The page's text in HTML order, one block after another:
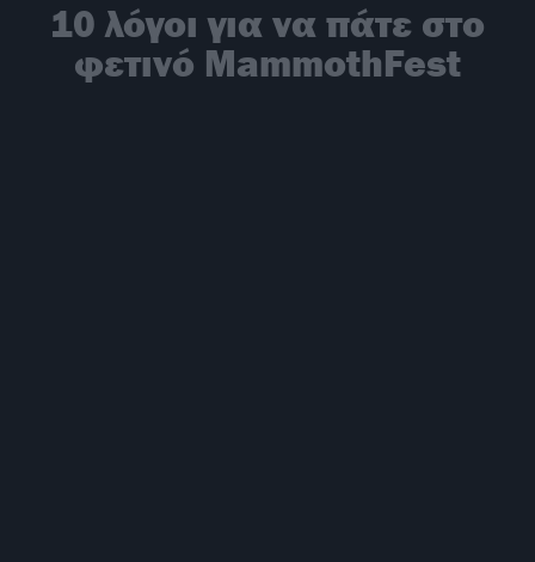
10 λόγοι για να πάτε στο
φετινό MammothFest